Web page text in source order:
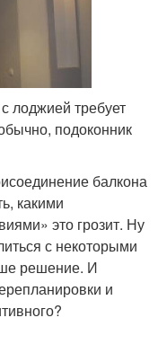
лоджией требует
подоконник
балкона
какими
это грозит. Ну
с некоторыми
решение. И
и